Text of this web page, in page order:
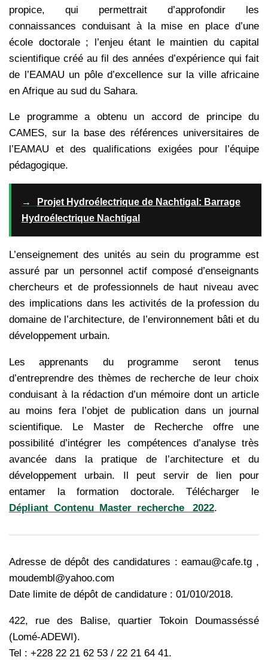
propice, qui permettrait d’approfondir les
connaissances conduisant à la mise en place d’une
école doctorale ; l’enjeu étant le maintien du capital
scientifique créé au fil des années d’expérience qui fait
de l’EAMAU un pôle d’excellence sur la ville africaine
en Afrique au sud du Sahara.
Le programme a obtenu un accord de principe du
CAMES, sur la base des références universitaires de
l’EAMAU et des qualifications exigées pour l’équipe
pédagogique.
→
Projet Hydroélectrique de Nachtigal: Barrage
Hydroélectrique Nachtigal
L’enseignement des unités au sein du programme est
assuré par un personnel actif composé d’enseignants
chercheurs et de professionnels de haut niveau avec
des implications dans les activités de la profession du
domaine de l’architecture, de l’environnement bâti et du
développement urbain.
Les apprenants du programme seront tenus
d’entreprendre des thèmes de recherche de leur choix
conduisant à la rédaction d’un mémoire dont un article
au moins fera l’objet de publication dans un journal
scientifique. Le Master de Recherche offre une
possibilité d’intégrer les compétences d’analyse très
avancée dans la pratique de l’architecture et du
développement urbain. Il peut servir de lien pour
entamer la formation doctorale. Télécharger le
Dépliant_Contenu_Master_recherche_ 2022.
Adresse de dépôt des candidatures : eamau@cafe.tg ,
moudembl@yahoo.com
Date limite de dépôt de candidature : 01/010/2018.
422, rue des Balise, quartier Tokoin Doumasséssé
(Lomé-ADEWI).
Tel : +228 22 21 62 53 / 22 21 64 41.